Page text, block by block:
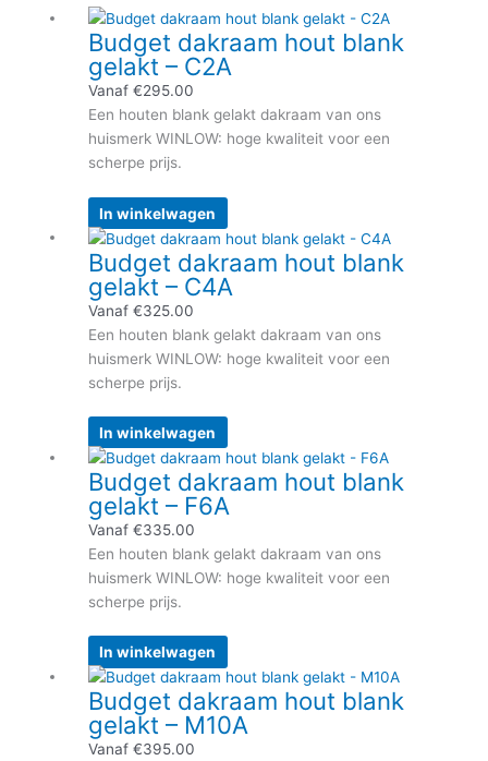
Verduistering gordijnen
Kunststof wit dakraam
Houten blank afgelakt dakraam
Houten wit afgelakt dakraam
Accessoires voor dakraam
Verduisterende gordijnen dakraam
Insectenhor binnenkant dakraam
Rolluiken buitenkant dakraam
Waterkerend manchet
Geen categorie
Product Afmeting (br x h cm) - Type nr.
55 x 72 - C2R
55 x 78 - C2A
55 x 98 - C4A
66 x 118 - F6A
78 x 92 - M4R
78 x 98 - M4A
78 x 112 - M6R
78 x 118 - M6A
78 x 134 - M8R
78 x 140 - M8A
78 x 160 - M10A
94 x 140 - P8A
114 x 112 - S6R
114 x 118 - S6A
114 x 140 - S8A
134 x 98 - U4A
134 x 140 - U8A
Budget dakraam hout blank
gelakt – C2A
Vanaf€295.00
Een houten blank gelakt dakraam van ons
huismerk WINLOW: hoge kwaliteit voor een
scherpe prijs.
In winkelwagen
Dit
product
heeft
meerdere
variaties.
Deze
optie
gekozen
worden
op
de
productpagina
Budget dakraam hout blank
gelakt – C4A
Vanaf€325.00
Een houten blank gelakt dakraam van ons
huismerk WINLOW: hoge kwaliteit voor een
scherpe prijs.
In winkelwagen
Dit
product
heeft
meerdere
variaties.
Deze
optie
gekozen
worden
op
de
productpagina
Budget dakraam hout blank
gelakt – F6A
Vanaf€335.00
Een houten blank gelakt dakraam van ons
huismerk WINLOW: hoge kwaliteit voor een
scherpe prijs.
In winkelwagen
Dit
product
heeft
meerdere
variaties.
Deze
optie
gekozen
worden
op
de
productpagina
Budget dakraam hout blank
gelakt – M10A
Vanaf€395.00
Dit
product
heeft
meerdere